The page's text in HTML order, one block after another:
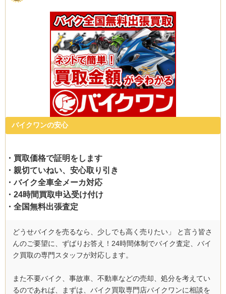
バイクワンの安心
・買取価格で証明をします
・親切ていねい、安心取り引き
・バイク全車全メーカ対応
・24時間買取申込受け付け
・全国無料出張査定
どうせバイクを売るなら、少しでも高く売りたい」 と言う皆さ
んのご要望に、ずばりお答え！24時間体制でバイク査定、バイ
ク買取の専門スタッフが対応します。
また不要バイク、事故車、不動車などの売却、処分を考えてい
るのであれば、まずは、バイク買取専門店バイクワンに相談を